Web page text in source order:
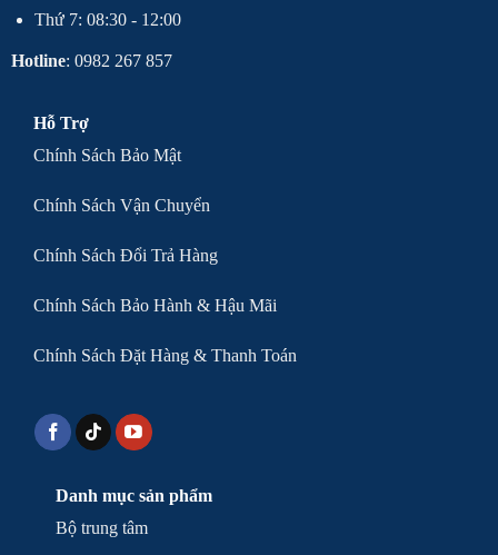
Thứ 7: 08:30 - 12:00
Hotline: 0982 267 857
Hỗ Trợ
Chính Sách Bảo Mật
Chính Sách Vận Chuyển
Chính Sách Đổi Trả Hàng
Chính Sách Bảo Hành & Hậu Mãi
Chính Sách Đặt Hàng & Thanh Toán
Danh mục sản phẩm
Bộ trung tâm